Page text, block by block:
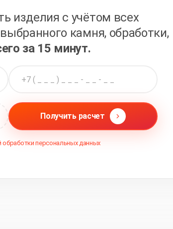
изделия с учётом всех
камня, обработки,
за 15 минут.
Получить расчет
обработки персональных данных